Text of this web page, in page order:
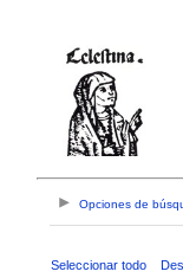
Opciones de
Seleccionar todo